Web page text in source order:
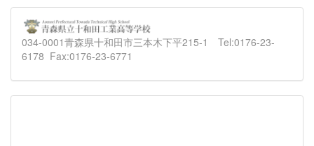
034-0001青森県十和田市三本木下平215-1 Tel:0176-23-
6178 Fax:0176-23-6771